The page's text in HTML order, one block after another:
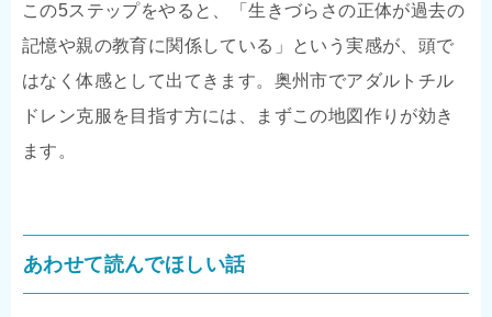
この5ステップをやると、「生きづらさの正体が過去の
記憶や親の教育に関係している」という実感が、頭で
はなく体感として出てきます。奥州市でアダルトチル
ドレン克服を目指す方には、まずこの地図作りが効き
ます。
あわせて読んでほしい話